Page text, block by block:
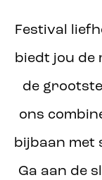
Festival
biedt jou de
de
ons
bijbaan met
Ga aan de